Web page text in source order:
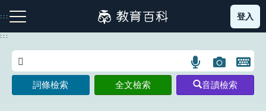
到
主
:::
注音索引圖示 筆畫索引圖示 部首索引表圖示
登入
:::
語
言
搜
圖
片
搜
開
鍵
詞條檢索 全文檢索 音讀檢索